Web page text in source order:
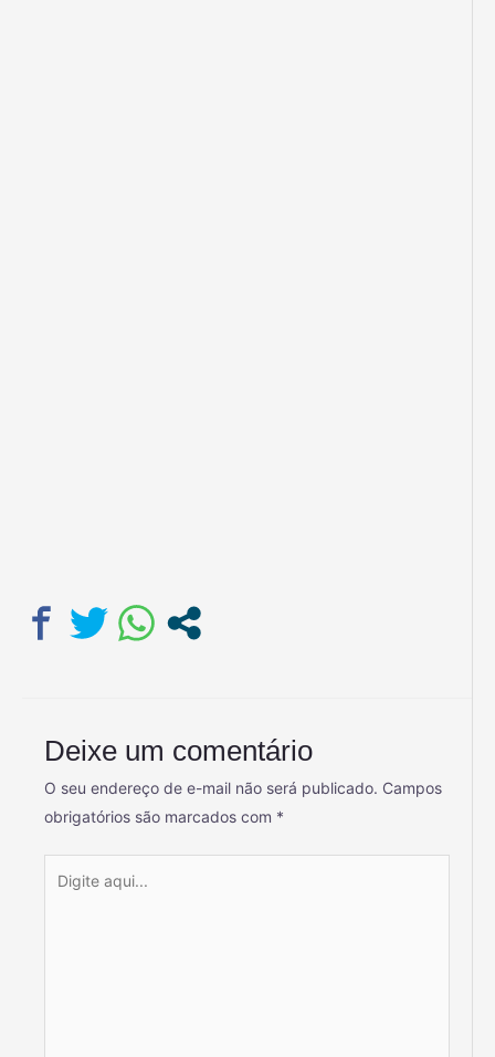
Deixe um comentário
O seu endereço de e-mail não será publicado. Campos
obrigatórios são marcados com *